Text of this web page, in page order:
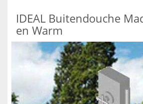
IDEAL Buitendouche
en Warm